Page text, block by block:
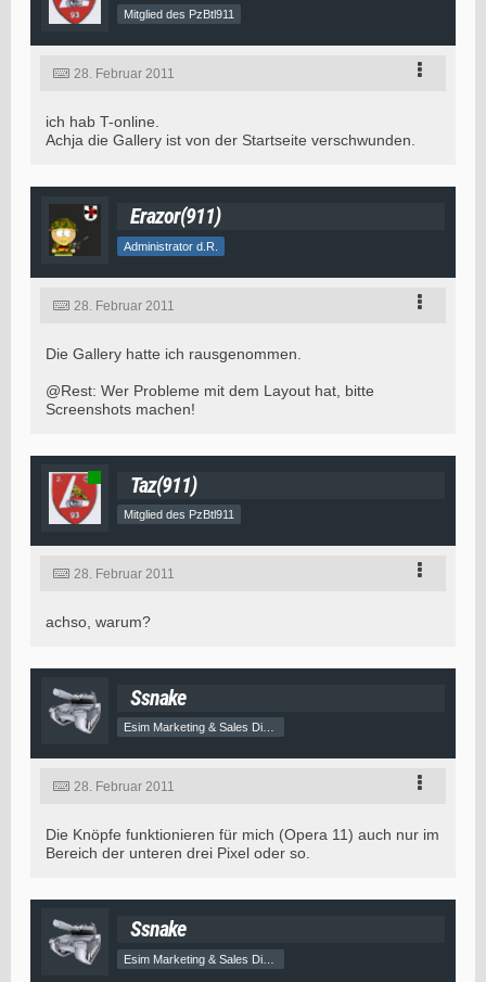
Mitglied des PzBtl911
28. Februar 2011
ich hab T-online.
Achja die Gallery ist von der Startseite verschwunden.
Erazor(911)
Administrator d.R.
28. Februar 2011
Die Gallery hatte ich rausgenommen.
@Rest: Wer Probleme mit dem Layout hat, bitte
Screenshots machen!
Taz(911)
Mitglied des PzBtl911
28. Februar 2011
achso, warum?
Ssnake
28. Februar 2011
Die Knöpfe funktionieren für mich (Opera 11) auch nur im
Bereich der unteren drei Pixel oder so.
Ssnake